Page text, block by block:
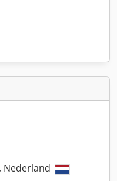
Nederland